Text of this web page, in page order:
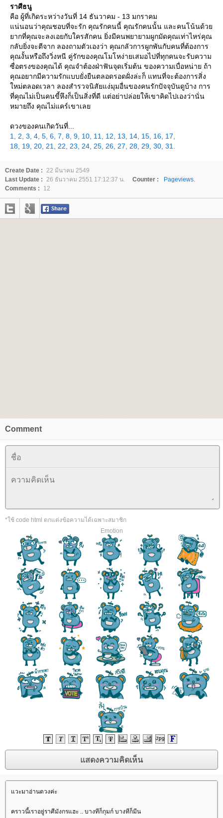
ราศีธนู
คือ ผู้ที่เกิดระหว่างวันที่ 14 ธันวาคม - 13 มกราคม
น่นอนว่าคุณชอบที่จะรัก คุณรักคนนี้ คุณรักคนนั้น และคนโน้นด้ว
ากที่คุณจะลงเอยกับใครสักคน ยิ่งมีคนพยายามผูกมัดคุณเท่าไหร่คุณ
กลับยิ่งจะตีจาก ลองถามตัวเองว่า คุณกลัวการผูกพันกับคนที่ต้องการ
คุณงั้นหรือถึงวิ่งหนี คู่รักของคุณโมโหง่ายเสมอไปที่ทุกคนจะรับความ
ซื่อตรงของคุณได้ คุณจำต้องฝ่าฟันจุดเริ่มต้น ของความเบื่อหน่าย ถ้า
คุณอยากมีความรักแบบยั่งยืนตลอดรอดฝั่งล่ะก็ แทนที่จะต้องการสิ่ง
หม่ตลอดเวลา ลองสำรวจนิสัยแง่มุมอื่นของคนรักปัจจุบันดูบ้าง การ
ที่คุณไม่เป็นคนขี้หึงก็เป็นสิ่งที่ดี แต่อย่าปล่อยให้เขาคิดไปเองว่านั่น
หมายถึง คุณไม่แคร์เขาเล
ดวงของคนเกิดวันที่...
1,
2, 3, 4, 5, 6, 7, 8, 9, 10, 11, 12, 13, 14, 15, 16, 17,
18, 19, 20, 21, 22, 23, 24, 25, 26, 27, 28, 29, 30, 31.
Create Date : 22 มีนาคม 2549
Last Update : 26 ธันวาคม 2551 17:12:37 น. Counter :
Pageviews.
Comments :
12
Comment
*ใช้ code html ตกแต่งข้อความได้เฉพาะสมาชิก
Emotion
วะมาอ่านดวงค่ะ
คราวนี้เราอยู่ราศีมังกรแฮะ .. บางทีก็กุมก์ บางทีก็มีน